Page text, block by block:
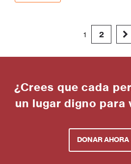
1 2
¿Crees que cada
un lugar digno para
DONAR AHORA